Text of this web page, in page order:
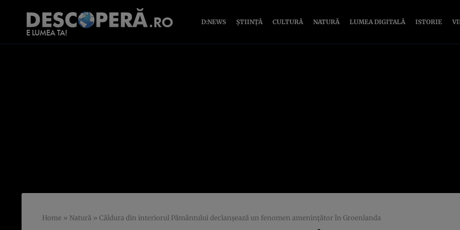
D:NEWS ȘTIINȚĂ CULTURĂ NATURĂ LUMEA DIGITALĂ ISTORIE
Home » Natură » Căldura din interiorul Pământului declanşează un fenomen ameninţător în Groenlanda